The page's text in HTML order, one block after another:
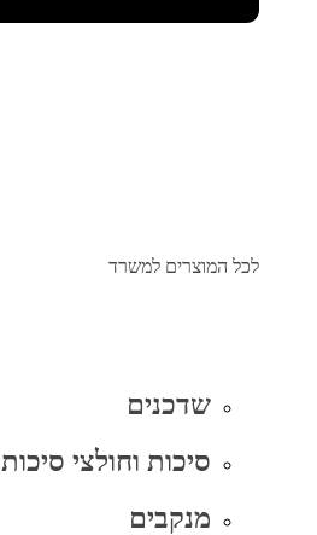
לכל המוצרים למשרד
שדכנים
סיכות וחולצי סיכות
מנקבים